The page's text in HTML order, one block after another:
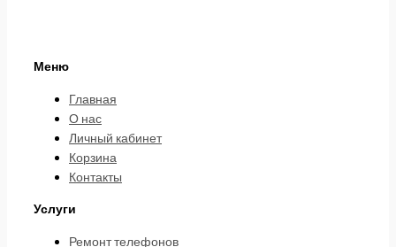
Меню
Главная
О нас
Личный кабинет
Корзина
Контакты
Услуги
Ремонт телефонов